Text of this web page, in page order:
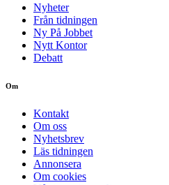
Nyheter
Från tidningen
Ny På Jobbet
Nytt Kontor
Debatt
Om
Kontakt
Om oss
Nyhetsbrev
Läs tidningen
Annonsera
Om cookies